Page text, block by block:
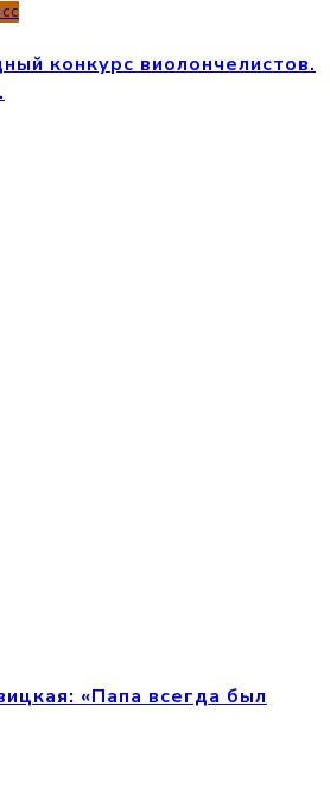
конкурс виолончелистов.
«Папа всегда был